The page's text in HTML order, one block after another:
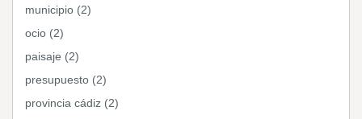
municipio (2)
ocio (2)
paisaje (2)
presupuesto (2)
provincia cádiz (2)